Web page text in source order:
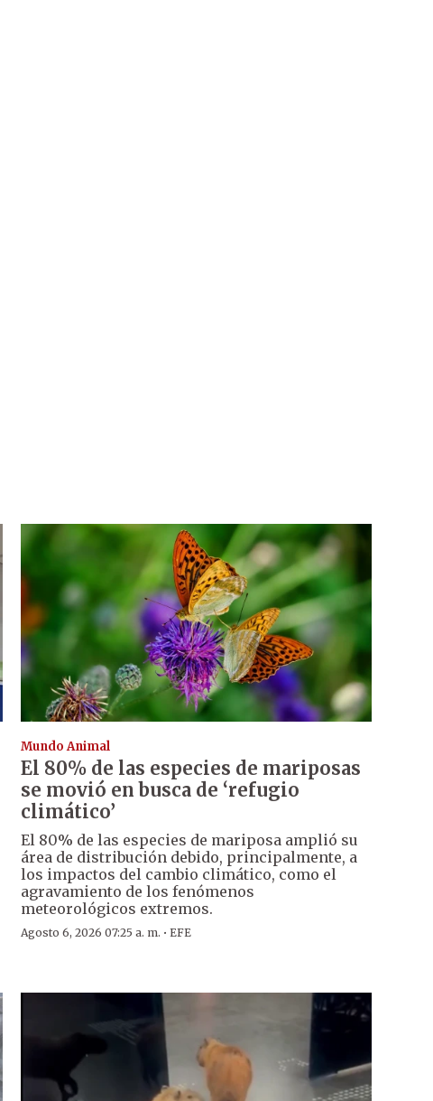
Mundo Animal
El 80% de las especies de mariposas
se movió en busca de ‘refugio
climático’
El 80% de las especies de mariposa amplió su
área de distribución debido, principalmente, a
los impactos del cambio climático, como el
agravamiento de los fenómenos
meteorológicos extremos.
Agosto 6, 2026 07:25 a. m. · EFE